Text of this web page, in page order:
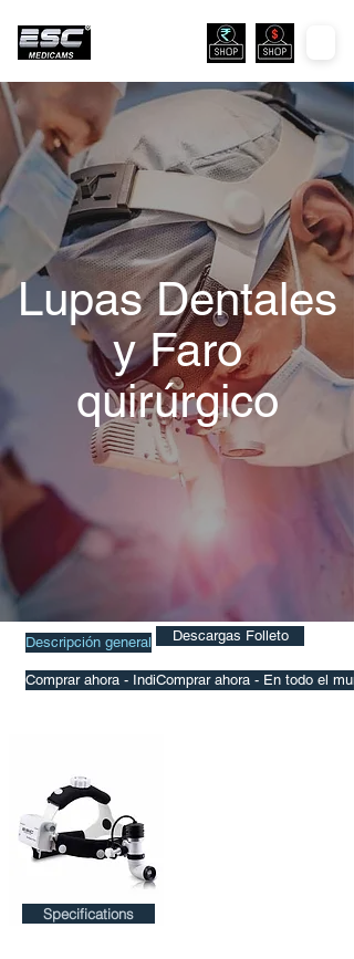
Lupas Dentales
y Faro
quirúrgico
Descripción general
Comprar ahora - India
Descargas Folleto
Comprar ahora - En todo el
Specifications